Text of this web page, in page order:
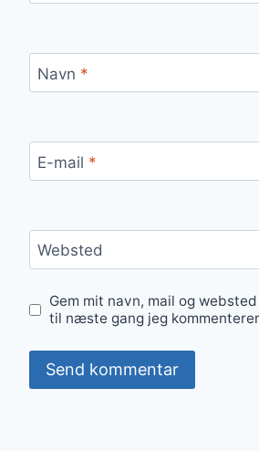
Navn *
E-mail *
Websted
Gem mit navn, mail og
til næste gang jeg